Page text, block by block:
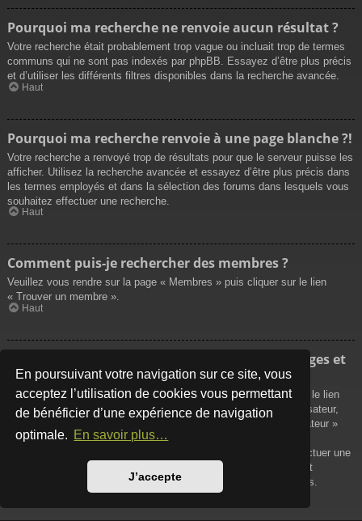
En poursuivant votre navigation sur ce site, vous
acceptez l’utilisation de cookies vous permettant
de bénéficier d’une expérience de navigation
optimale. En savoir plus…
J’accepte
Pourquoi ma recherche ne renvoie aucun résultat ?
Votre recherche était probablement trop vague ou incluait trop de termes
communs qui ne sont pas indexés par phpBB. Essayez d’être plus précis
et d’utiliser les différents filtres disponibles dans la recherche avancée.
Haut
Pourquoi ma recherche renvoie à une page blanche ?!
Votre recherche a renvoyé trop de résultats pour que le serveur puisse les
afficher. Utilisez la recherche avancée et essayez d’être plus précis dans
les termes employés et dans la sélection des forums dans lesquels vous
souhaitez effectuer une recherche.
Haut
Comment puis-je rechercher des membres ?
Veuillez vous rendre sur la page « Membres » puis cliquer sur le lien
« Trouver un membre ».
Haut
Comment puis-je retrouver mes propres messages et
sujets ?
Vos propres messages peuvent être affichés soit en cliquant sur le lien
« Afficher vos messages » dans le panneau de contrôle de l’utilisateur,
soit en cliquant sur le lien « Rechercher les messages de l’utilisateur »
sur la page de votre propre profil ou soit en cliquant sur le menu
« Raccourcis » situé sur la partie supérieure du forum. Pour effectuer une
recherche de vos propres sujets, utilisez la recherche avancée et
remplissez convenablement les options qui vous sont disponibles.